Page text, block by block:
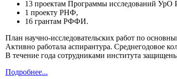
13 проектам Программы исследований УрО
1 проекту РНФ,
16 грантам РФФИ.
План научно-исследовательских работ по
Активно работала аспирантура. Среднегодовое
В течение года сотрудниками института
Подробнее...